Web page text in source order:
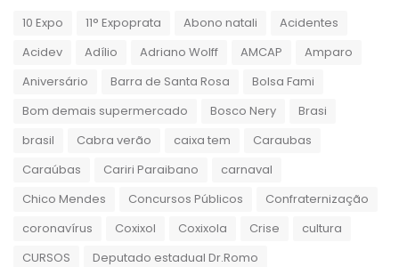
10 Expo 11° Expoprata Abono natali
Acidentes
Acidev
Adílio Adriano Wolff AMCAP
Amparo
Aniversário
Barra de Santa Rosa
Bolsa Fami
Bom demais supermercado
Bosco Nery
Brasi
brasil
Cabra verão caixa tem
Caraubas
Caraúbas
Cariri Paraibano
carnaval
Chico Mendes
Concursos Públicos
Confraternização
coronavírus
Coxixol Coxixola Crise
cultura
CURSOS
Deputado estadual Dr.Romo